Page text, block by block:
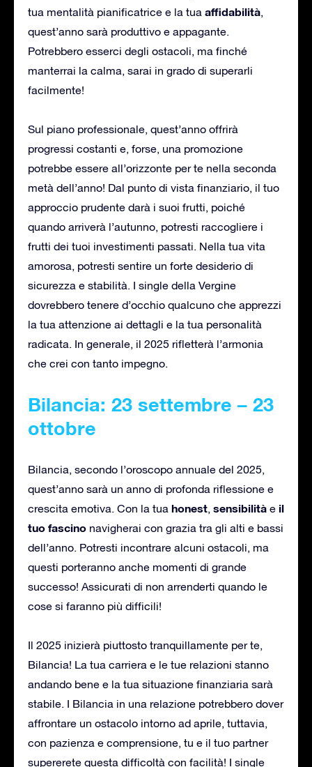
tua mentalità pianificatrice e la tua affidabilità,
quest’anno sarà produttivo e appagante.
Potrebbero esserci degli ostacoli, ma finché
manterrai la calma, sarai in grado di superarli
facilmente!
Sul piano professionale, quest’anno offrirà
progressi costanti e, forse, una promozione
potrebbe essere all’orizzonte per te nella seconda
metà dell’anno! Dal punto di vista finanziario, il tuo
approccio prudente darà i suoi frutti, poiché
quando arriverà l’autunno, potresti raccogliere i
frutti dei tuoi investimenti passati. Nella tua vita
amorosa, potresti sentire un forte desiderio di
sicurezza e stabilità. I single della Vergine
dovrebbero tenere d’occhio qualcuno che apprezzi
la tua attenzione ai dettagli e la tua personalità
radicata. In generale, il 2025 rifletterà l’armonia
che crei con tanto impegno.
Bilancia: 23 settembre – 23
ottobre
Bilancia, secondo l’oroscopo annuale del 2025,
quest’anno sarà un anno di profonda riflessione e
crescita emotiva. Con la tua honest, sensibilità e il
tuo fascino navigherai con grazia tra gli alti e bassi
dell’anno. Potresti incontrare alcuni ostacoli, ma
questi porteranno anche momenti di grande
successo! Assicurati di non arrenderti quando le
cose si faranno più difficili!
Il 2025 inizierà piuttosto tranquillamente per te,
Bilancia! La tua carriera e le tue relazioni stanno
andando bene e la tua situazione finanziaria sarà
stabile. I Bilancia in una relazione potrebbero dover
affrontare un ostacolo intorno ad aprile, tuttavia,
con pazienza e comprensione, tu e il tuo partner
supererete questa difficoltà con facilità! I single